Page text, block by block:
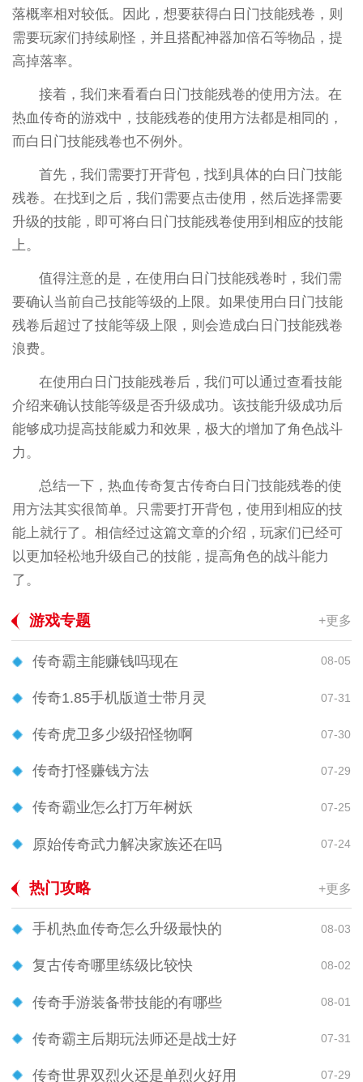
落概率相对较低。因此，想要获得白日门技能残卷，则
需要玩家们持续刷怪，并且搭配神器加倍石等物品，提
高掉落率。
接着，我们来看看白日门技能残卷的使用方法。在
热血传奇的游戏中，技能残卷的使用方法都是相同的，
而白日门技能残卷也不例外。
首先，我们需要打开背包，找到具体的白日门技能
残卷。在找到之后，我们需要点击使用，然后选择需要
升级的技能，即可将白日门技能残卷使用到相应的技能
上。
值得注意的是，在使用白日门技能残卷时，我们需
要确认当前自己技能等级的上限。如果使用白日门技能
残卷后超过了技能等级上限，则会造成白日门技能残卷
浪费。
在使用白日门技能残卷后，我们可以通过查看技能
介绍来确认技能等级是否升级成功。该技能升级成功后
能够成功提高技能威力和效果，极大的增加了角色战斗
力。
总结一下，热血传奇复古传奇白日门技能残卷的使
用方法其实很简单。只需要打开背包，使用到相应的技
能上就行了。相信经过这篇文章的介绍，玩家们已经可
以更加轻松地升级自己的技能，提高角色的战斗能力
了。
游戏专题 +更多
传奇霸主能赚钱吗现在 08-05
传奇1.85手机版道士带月灵 07-31
传奇虎卫多少级招怪物啊 07-30
传奇打怪赚钱方法 07-29
传奇霸业怎么打万年树妖 07-25
原始传奇武力解决家族还在吗 07-24
热门攻略 +更多
手机热血传奇怎么升级最快的 08-03
复古传奇哪里练级比较快 08-02
传奇手游装备带技能的有哪些 08-01
传奇霸主后期玩法师还是战士好 07-31
传奇世界双烈火还是单烈火好用 07-29